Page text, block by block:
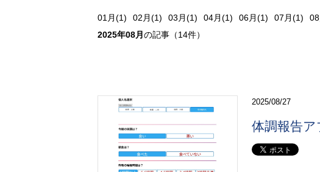
01月(1) 02月(1) 03月(1) 04月(1) 06月(1) 07月(1)
2025年08月 の記事（14件）
2025/08/27
体調報告ア